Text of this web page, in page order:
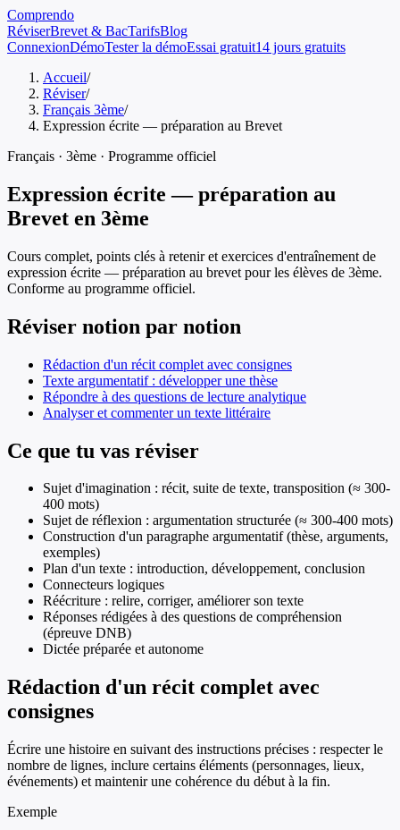
Comprendo
RéviserBrevet & BacTarifsBlog
ConnexionDémoTester la démoEssai gratuit14 jours gratuits
Accueil/
Réviser/
Français 3ème/
Expression écrite — préparation au Brevet
Français · 3ème · Programme officiel
Expression écrite — préparation au
Brevet en 3ème
Cours complet, points clés à retenir et exercices d'entraînement de
expression écrite — préparation au brevet pour les élèves de 3ème.
Conforme au programme officiel.
Réviser notion par notion
Rédaction d'un récit complet avec consignes
Texte argumentatif : développer une thèse
Répondre à des questions de lecture analytique
Analyser et commenter un texte littéraire
Ce que tu vas réviser
Sujet d'imagination : récit, suite de texte, transposition (≈ 300-
400 mots)
Sujet de réflexion : argumentation structurée (≈ 300-400 mots)
Construction d'un paragraphe argumentatif (thèse, arguments,
exemples)
Plan d'un texte : introduction, développement, conclusion
Connecteurs logiques
Réécriture : relire, corriger, améliorer son texte
Réponses rédigées à des questions de compréhension
(épreuve DNB)
Dictée préparée et autonome
Rédaction d'un récit complet avec
consignes
Écrire une histoire en suivant des instructions précises : respecter le
nombre de lignes, inclure certains éléments (personnages, lieux,
événements) et maintenir une cohérence du début à la fin.
Exemple